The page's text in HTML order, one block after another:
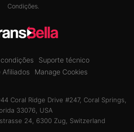
Condições
condições
Suporte técnico
Afiliados
Manage Cookies
Coral Ridge Drive #247, Coral Springs,
33076, USA
24, 6300 Zug, Switzerland